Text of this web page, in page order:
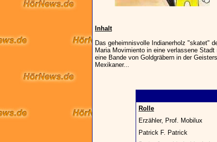
Inhalt
Das geheimnisvolle Indianerholz "skatet"
Maria Movimiento in eine verlassene
eine Bande von Goldgräbern in der
Mexikaner...
Rolle
Erzähler, Prof. Mobilux
Patrick F. Patrick